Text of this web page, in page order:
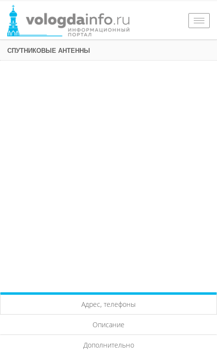
СПУТНИКОВЫЕ АНТЕННЫ
Адрес, телефоны
Описание
Дополнительно